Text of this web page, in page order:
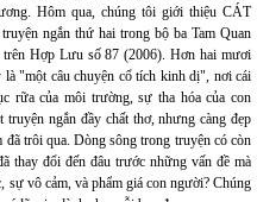
Hôm qua, chúng tôi giới thiệu CÁT
ngắn thứ hai trong bộ ba Tam Quan
Hợp Lưu số 87 (2006). Hơn hai mươi
"một câu chuyện cổ tích kinh dị", nơi cái
rữa của môi trường, sự tha hóa của con
ngắn đầy chất thơ, nhưng càng đẹp
trôi qua. Dòng sông trong truyện có còn
thay đổi đến đâu trước những vấn đề mà
vô cảm, và phẩm giá con người? Chúng